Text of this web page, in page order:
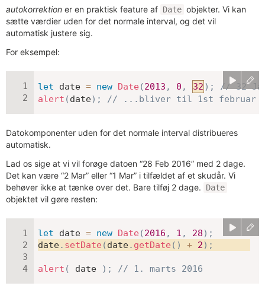
autokorrektion er en praktisk feature af Date objekter. Vi kan
sætte værdier uden for det normale interval, og det vil
automatisk justere sig.
For eksempel:
let date = new Date (2013 , 0 , 32 ) ;
// 32
alert (date) ; // ...bliver til 1st februar
Datokomponenter uden for det normale interval distribueres
automatisk.
Lad os sige at vi vil forøge datoen “28 Feb 2016” med 2 dage.
Det kan være “2 Mar” eller “1 Mar” i tilfældet af et skudår. Vi
behøver ikke at tænke over det. Bare tilføj 2 dage.
Date
objektet vil gøre resten:
let date = new Date (2016 , 1 , 28) ;
date. setDate (date. getDate ( ) + 2) ;
alert ( date ) ; // 1. marts 2016